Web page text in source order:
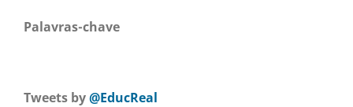
Palavras-chave
Tweets by@EducReal